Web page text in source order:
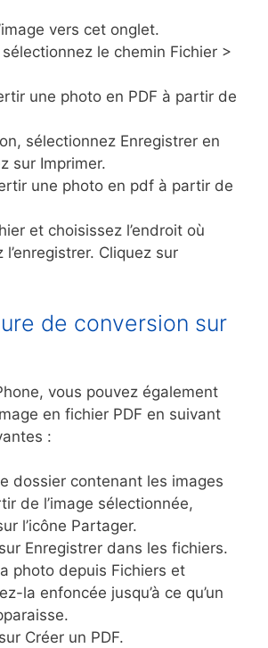
vers cet onglet.
le chemin Fichier >
une photo en PDF à partir de
sélectionnez Enregistrer en
sur Imprimer.
une photo en pdf à partir de
et choisissez l’endroit où
Cliquez sur
de conversion sur
vous pouvez également
en fichier PDF en suivant
:
dossier contenant les images
de l’image sélectionnée,
l’icône Partager.
Enregistrer dans les fichiers.
photo depuis Fichiers et
la enfoncée jusqu’à ce qu’un
Créer un PDF.